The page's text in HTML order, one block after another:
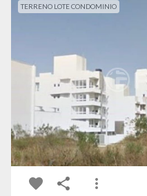
TERRENO LOTE CONDOMINIO